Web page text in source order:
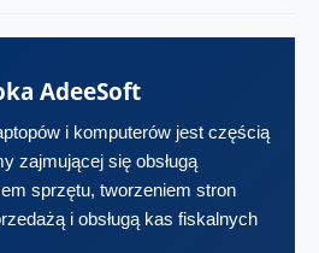
AdeeSoft
i komputerów jest częścią
zajmującej się obsługą
sprzętu, tworzeniem stron
i obsługą kas fiskalnych